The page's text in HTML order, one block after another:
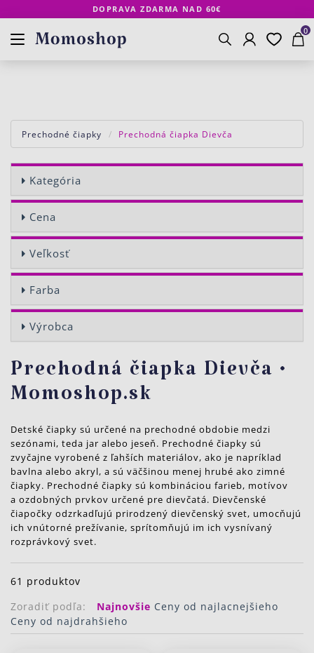
DOPRAVA ZDARMA NAD 60€
Vyhľadávanie
Košík
0
Obľúbené
Prechodné čiapky Prechodná čiapka Dievča
Kategória
Cena
Veľkosť
Farba
Výrobca
Prechodná čiapka Dievča •
Momoshop.sk
Detské čiapky sú určené na prechodné obdobie medzi
sezónami, teda jar alebo jeseň. Prechodné čiapky sú
zvyčajne vyrobené z ľahších materiálov, ako je napríklad
bavlna alebo akryl, a sú väčšinou menej hrubé ako zimné
čiapky. Prechodné čiapky sú kombináciou farieb, motívov
a ozdobných prvkov určené pre dievčatá. Dievčenské
čiapočky odzrkadľujú prirodzený dievčenský svet, umocňujú
ich vnútorné prežívanie, sprítomňujú im ich vysnívaný
rozprávkový svet.
61 produktov
Zoradiť podľa: Najnovšie Ceny od najlacnejšieho
Ceny od najdrahšieho